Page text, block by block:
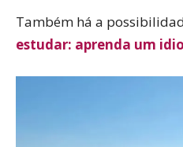
Também há a
estudar: aprenda um